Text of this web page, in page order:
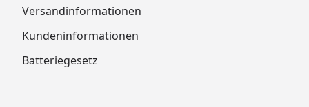
Versandinformationen
Kundeninformationen
Batteriegesetz